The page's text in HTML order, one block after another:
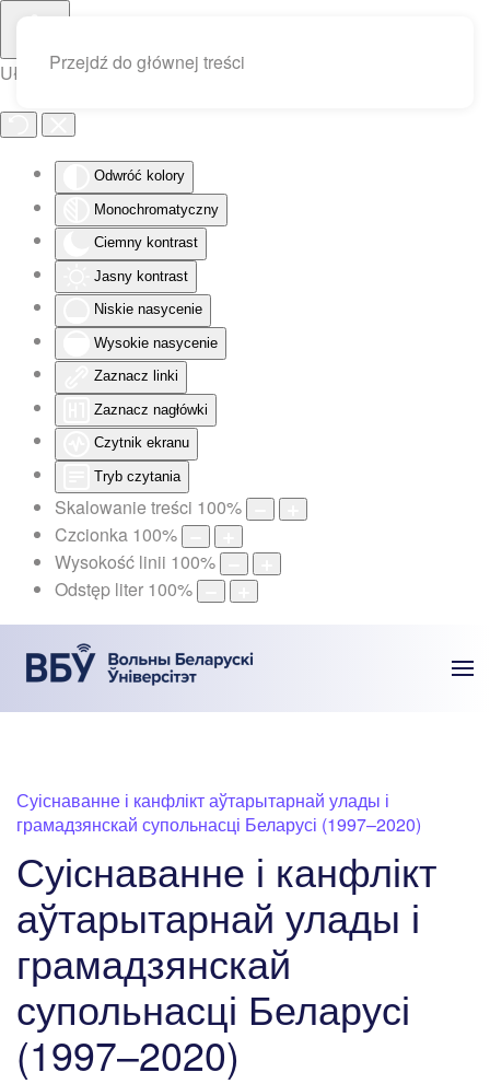
Ułatwienia dostępu
Odwróć kolory
Monochromatyczny
Ciemny kontrast
Jasny kontrast
Niskie nasycenie
Wysokie nasycenie
Zaznacz linki
Zaznacz nagłówki
Czytnik ekranu
Tryb czytania
Skalowanie treści 100%
Czcionka 100%
Wysokość linii 100%
Odstęp liter 100%
Przejdź do głównej treści
Суіснаванне і канфлікт аўтарытарнай улады і
грамадзянскай супольнасці Беларусі (1997–2020)
Суіснаванне і канфлікт
аўтарытарнай улады і
грамадзянскай
супольнасці Беларусі
(1997–2020)